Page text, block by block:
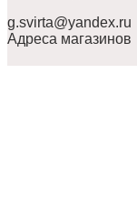
g.svirta@yandex.ru
Адреса магазинов